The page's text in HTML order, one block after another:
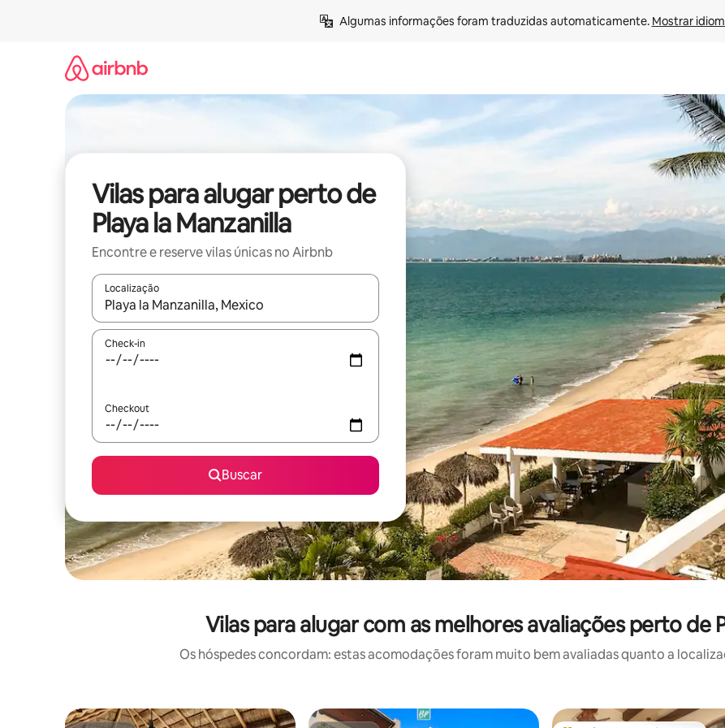
Algumas informações foram traduzidas automaticamente. Mostrar
Vilas para alugar perto de
Playa la Manzanilla
Encontre e reserve vilas únicas no Airbnb
Localização
Quando os resultados estiverem disponíveis, explore-os usando as seta para cima e para baixo do teclado ou tocando
Check-in
Checkout
Buscar
Vilas para alugar com as melhores avaliações perto de
Os hóspedes concordam: estas acomodações foram muito bem avaliadas quanto a